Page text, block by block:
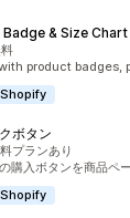
& Size Chart
：34件
product badges,
ボタン
：18件
プランあり
購入ボタンを商品ペ